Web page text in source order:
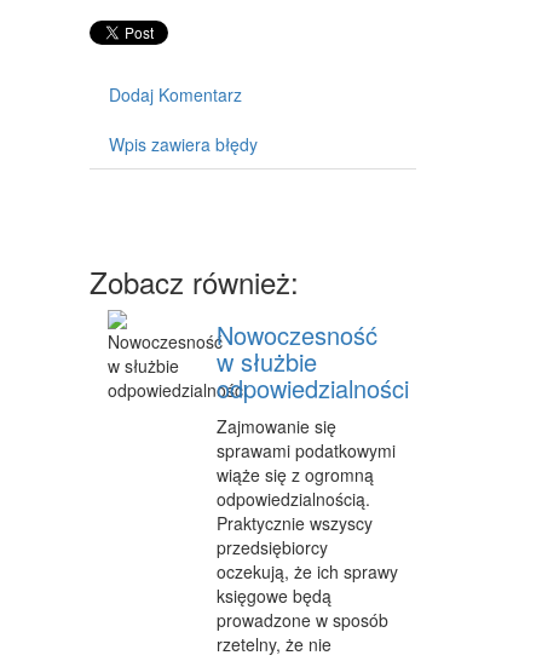
NARZĘDZIA
PRZEWÓZ
CZĘŚCI SAMOCHODOWE
WYNAJEM
USŁUGI MOTORYZACYJNE
SALONY, KOMISY
PUBLIC RELATIONS
AGENCJE REKLAMOWE
MATERIAŁY REKLAMOWE
Dodaj Komentarz
Wpis zawiera błędy
Zobacz również:
Nowoczesność
w służbie
odpowiedzialności
Zajmowanie się
sprawami podatkowymi
wiąże się z ogromną
odpowiedzialnością.
Praktycznie wszyscy
przedsiębiorcy
oczekują, że ich sprawy
księgowe będą
prowadzone w sposób
rzetelny, że nie